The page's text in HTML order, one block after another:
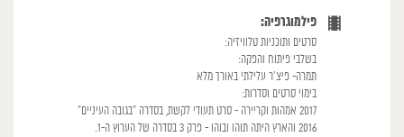
פילמוגרפיה:
סרטים ותוכניות טלוויזיה:
בשלבי פיתוח והפקה:
תמרה- פיצ׳ר עלילתי באורך מלא
בימוי סרטים וסדרות:
2017 אמהות וקריירה - סרט תעודי לקשת, בסדרה "בגובה העיניים"
2016 והארץ היתה תוהו ובוהו - פרק 3 בסדרה של הערוץ ה-1.